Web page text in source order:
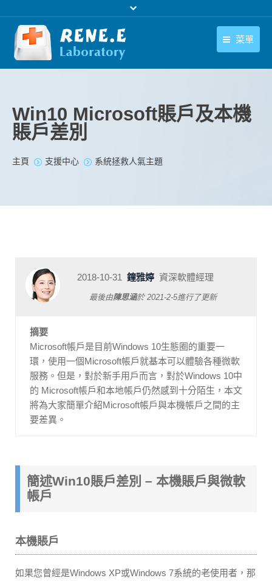
菜單
下載中心
聯絡我們
Win10 Microsoft賬戶及本機
賬戶差別
您在此处：
主頁 支援中心 系統拯救人氣主題
2018-10-31 鐘雅婷 資深軟體經理
最後由陳思涵於2021-2-5進行了更新
摘要
Microsoft帳戶是目前Windows 10生態圈的重要一
環，使用一個Microsoft帳戶就基本可以體驗各種微軟
服務。但是，對於新手用戶而言，對於Windows 10中
的 Microsoft帳戶和本地帳戶仍然感到十分陌生，本文
將為大家簡單介紹Microsoft帳戶與本機帳戶之間的主
要差異。
簡述Win10賬戶差別 – 本機賬戶與微軟
帳戶
本機賬戶
如果您曾經是Windows XP或Windows 7系統的老使用者，那